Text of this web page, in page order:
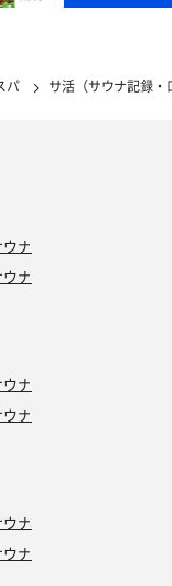
パ サ活（サウナ記録・
ナ
ナ
ナ
ナ
ナ
ナ